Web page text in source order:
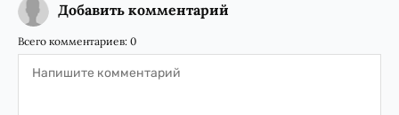
Добавить комментарий
Всего комментариев: 0